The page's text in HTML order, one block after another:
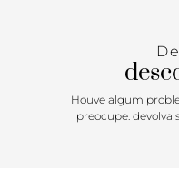
sendo ideal para saias,
Houve algum
preocupe: